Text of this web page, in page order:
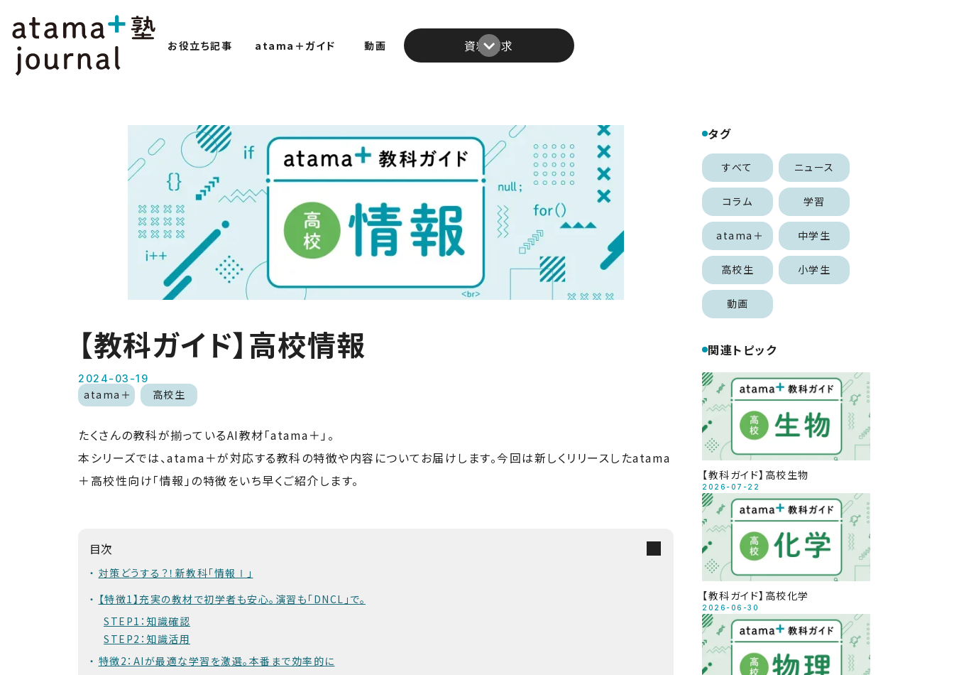
お役立ち記事 atama＋ガイド 動画 資料請求
【教科ガイド】高校情報
2024-03-19
atama＋ 高校生
たくさんの教科が揃っているAI教材「atama＋」。
本シリーズでは、atama＋が対応する教科の特徴や内容についてお届けします。今回は新しくリリースしたatama
＋高校性向け「情報」の特徴をいち早くご紹介します。
目次
対策どうする？！新教科「情報Ⅰ」
【特徴1】充実の教材で初学者も安心。演習も「DNCL」で。
STEP1：知識確認
STEP2：知識活用
特徴2：AIが最適な学習を激選。本番まで効率的に
タグ
すべて ニュース
コラム 学習
atama＋ 中学生
高校生 小学生
動画
関連トピック
【教科ガイド】高校生物
2026-07-22
【教科ガイド】高校化学
2026-06-30